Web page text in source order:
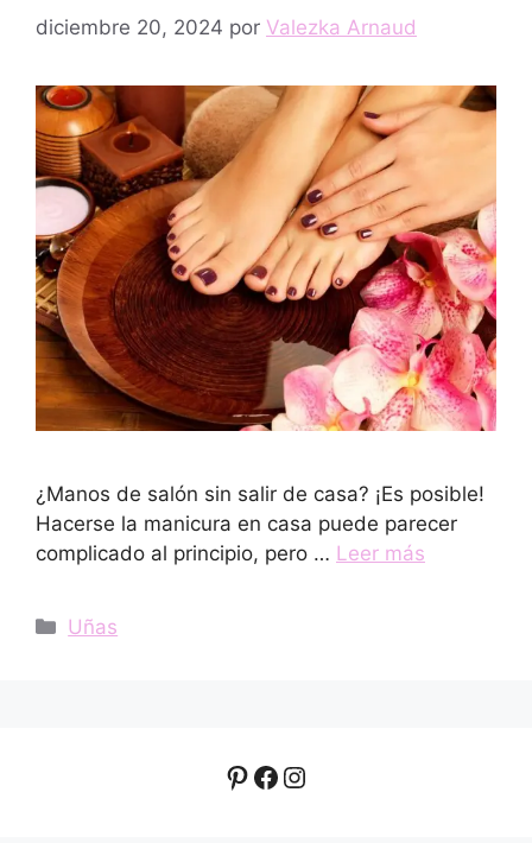
diciembre 20, 2024 por Valezka Arnaud
¿Manos de salón sin salir de casa? ¡Es posible!
Hacerse la manicura en casa puede parecer
complicado al principio, pero … Leer más
Categorías
Uñas
Pinterest
Facebook
Instagram